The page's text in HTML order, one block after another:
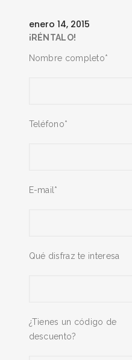
enero 14, 2015
¡RÉNTALO!
Nombre completo*
Teléfono*
E-mail*
Qué disfraz te interesa
¿Tienes un código de
descuento?